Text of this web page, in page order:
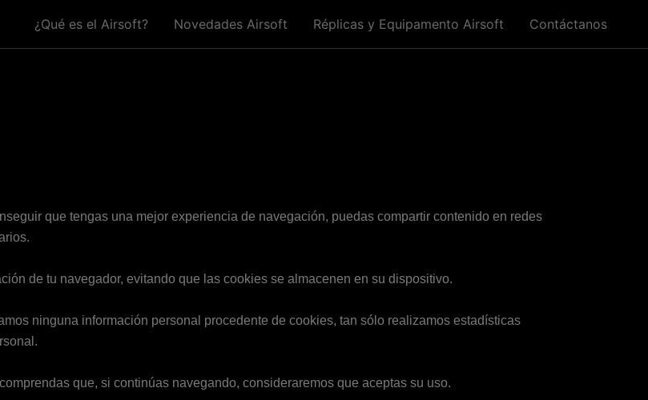
¿Qué es el Airsoft? Novedades Airsoft Réplicas y Equipamento Airsoft Contáctanos
que tengas una mejor experiencia de navegación, puedas compartir contenido en redes
de tu navegador, evitando que las cookies se almacenen en su dispositivo.
ninguna información personal procedente de cookies, tan sólo realizamos estadísticas
que, si continúas navegando, consideraremos que aceptas su uso.